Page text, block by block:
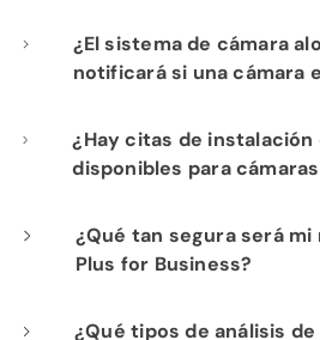
su negocio para su
Si ya es cliente de Internet
gusto le mostraremos las
Comuníquese con
¿El sistema de cámara
notificará si una cámara
Sí. Puedes establecer
actividad y te las
¿Hay citas de instalación
disponibles para cámaras
El horario comercial
5 de lunes a viernes, pero
¿Qué tan segura será
Plus for Business?
EPB cuenta con varias
¿Qué tipos de análisis